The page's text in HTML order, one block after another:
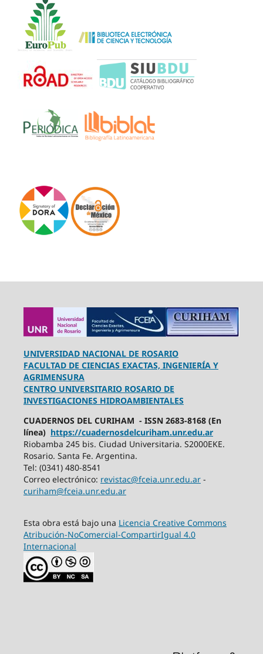
UNIVERSIDAD NACIONAL DE ROSARIO
FACULTAD DE CIENCIAS EXACTAS, INGENIERÍA Y
AGRIMENSURA
CENTRO UNIVERSITARIO ROSARIO DE
INVESTIGACIONES HIDROAMBIENTALES
CUADERNOS DEL CURIHAM - ISSN 2683-8168 (En
línea) https://cuadernosdelcuriham.unr.edu.ar
Riobamba 245 bis. Ciudad Universitaria. S2000EKE.
Rosario. Santa Fe. Argentina.
Tel: (0341) 480-8541
Correo electrónico: revistac@fceia.unr.edu.ar-
curiham@fceia.unr.edu.ar
Esta obra está bajo una Licencia Creative Commons
Atribución-NoComercial-CompartirIgual 4.0
Internacional